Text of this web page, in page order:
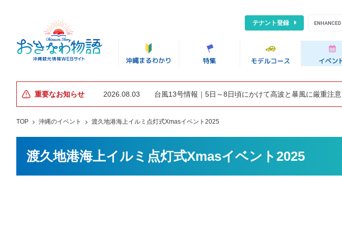
テナント登録
重要なお知らせ 2026.08.03 台風13号情報｜5日～8日頃にかけて高波と暴風に厳重注意
TOP 沖縄のイベント 渡久地港海上イルミ点灯式Xmasイベント2025
渡久地港海上イルミ点灯式Xmasイベント2025